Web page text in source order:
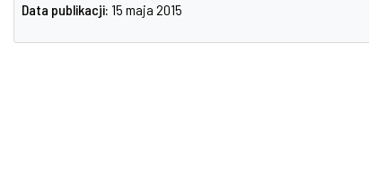
Data publikacji: 15 maja 2015